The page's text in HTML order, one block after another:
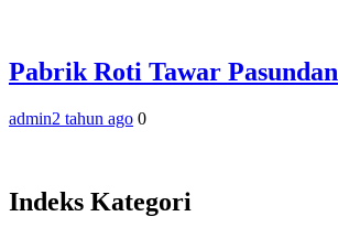
Pabrik Roti Tawar Pasundan
admin2 tahun ago 0
Indeks Kategori